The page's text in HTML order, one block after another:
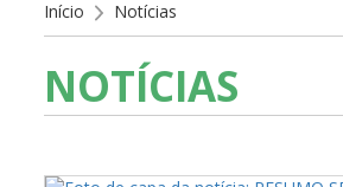
Início Notícias
NOTÍCIAS